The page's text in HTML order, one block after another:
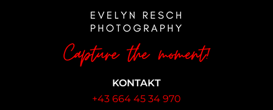
KONTAKT
+43 664 45 34 970